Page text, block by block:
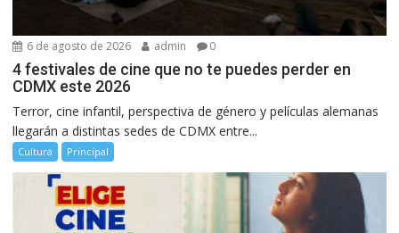
6 de agosto de 2026 admin 0
4 festivales de cine que no te puedes perder en
CDMX este 2026
Terror, cine infantil, perspectiva de género y películas alemanas
llegarán a distintas sedes de CDMX entre...
Cultura Principal